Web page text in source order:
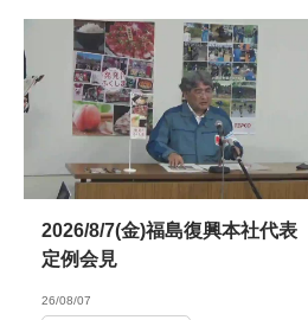
2026/8/7(金)福島復興本社代表
定例会見
26/08/07